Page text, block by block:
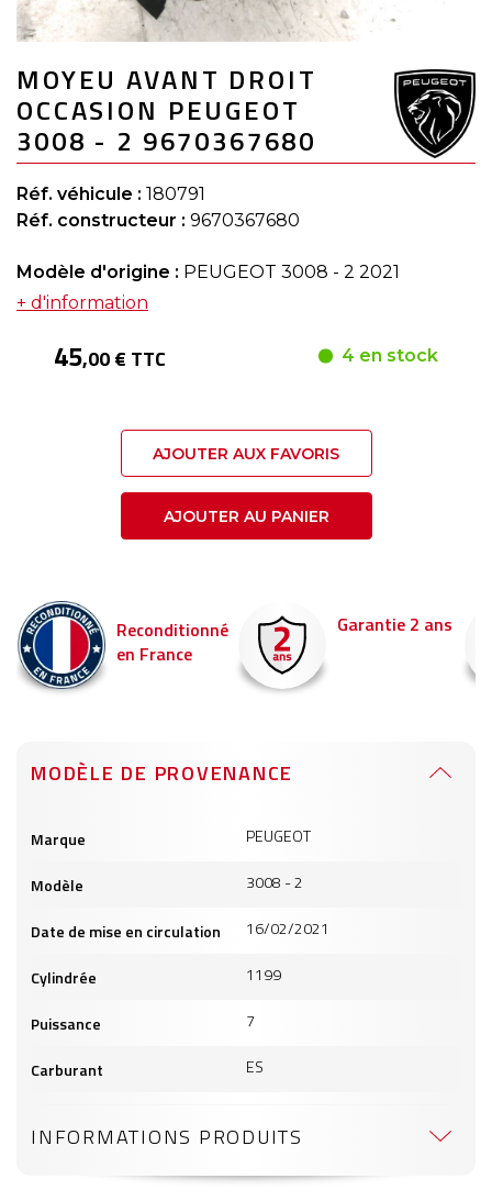
to
the
beginning
of
the
images
gallery
MOYEU AVANT DROIT
OCCASION PEUGEOT
3008 - 2 9670367680
Réf. véhicule : 180791
Réf. constructeur : 9670367680
Modèle d'origine : PEUGEOT 3008 - 2 2021
+ d'information
45,00 € TTC 4 en stock
AJOUTER AUX FAVORIS
AJOUTER AU PANIER
Garantie 2 ans Livraison en 24h
pour être livré demain !
MODÈLE DE PROVENANCE
produits
Marque PEUGEOT
Modèle 3008 - 2
Date de mise en circulation 16/02/2021
Cylindrée 1199
Puissance 7
Carburant ES
INFORMATIONS PRODUITS